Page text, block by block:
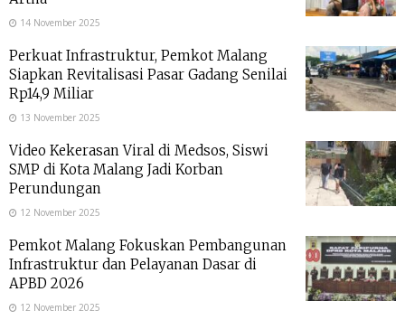
14 November 2025
Perkuat Infrastruktur, Pemkot Malang
Siapkan Revitalisasi Pasar Gadang Senilai
Rp14,9 Miliar
13 November 2025
Video Kekerasan Viral di Medsos, Siswi
SMP di Kota Malang Jadi Korban
Perundungan
12 November 2025
Pemkot Malang Fokuskan Pembangunan
Infrastruktur dan Pelayanan Dasar di
APBD 2026
12 November 2025